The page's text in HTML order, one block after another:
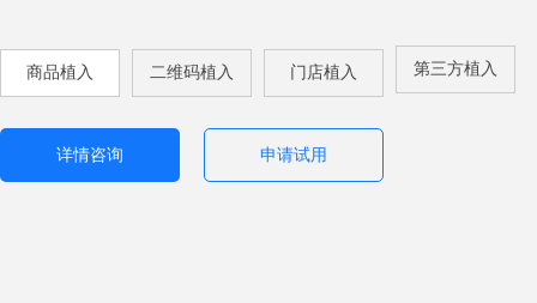
商品植入 二维码植入 门店植入 第三方植入
详情咨询 申请试用